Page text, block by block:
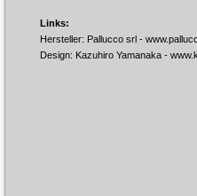
Links:
Hersteller: Pallucco srl -
Design: Kazuhiro Yamanaka -